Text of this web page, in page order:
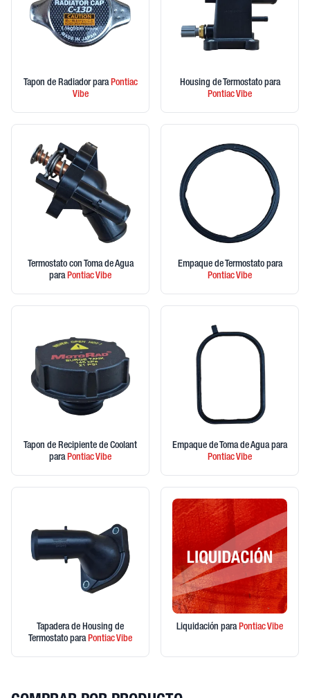
Tapon de Radiador paraPontiac
Vibe
Housing de Termostato para
PontiacVibe
Termostato con Toma de Agua
paraPontiacVibe
Empaque de Termostato para
PontiacVibe
Tapon de Recipiente de Coolant
paraPontiacVibe
Empaque de Toma de Agua para
PontiacVibe
Tapadera de Housing de
Termostato paraPontiacVibe
Liquidación paraPontiacVibe